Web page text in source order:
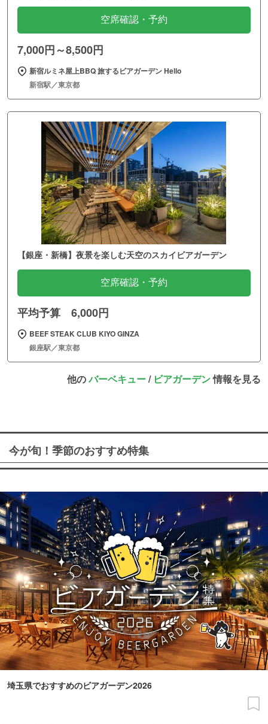
空席確認・予約
7,000円～8,500円
新宿ルミネ屋上BBQ 旅するビアガーデン Hello
新宿駅／東京都
【銀座・新橋】夜景を楽しむ天空のスカイビアガーデン
空席確認・予約
平均予算 6,000円
BEEF STEAK CLUB KIYO GINZA
銀座駅／東京都
他のバーベキュー/ ビアガーデン情報を見る
今が旬！季節のおすすめ特集
埼玉県でおすすめのビアガーデン2026